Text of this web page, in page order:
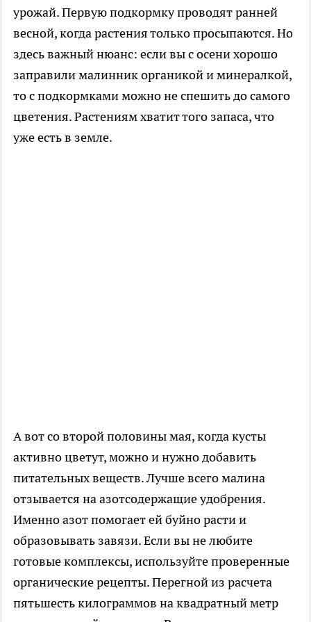
урожай. Первую подкормку проводят ранней
весной, когда растения только просыпаются. Но
здесь важный нюанс: если вы с осени хорошо
заправили малинник органикой и минералкой,
то с подкормками можно не спешить до самого
цветения. Растениям хватит того запаса, что
уже есть в земле.
А вот со второй половины мая, когда кусты
активно цветут, можно и нужно добавить
питательных веществ. Лучше всего малина
отзывается на азотсодержащие удобрения.
Именно азот помогает ей буйно расти и
образовывать завязи. Если вы не любите
готовые комплексы, используйте проверенные
органические рецепты. Перегной из расчета
пятьшесть килограммов на квадратный метр